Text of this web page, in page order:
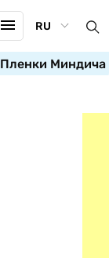
RU
Пленки Миндича